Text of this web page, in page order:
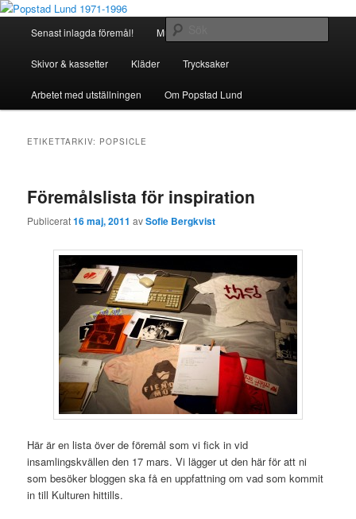
Hoppa
innehåll
Hoppa
sekundärt
innehållPopstad Lund 1971-1996
Föremålsinsamling
Senast inlagda föremål! Musikinstrument
Skivor & kassetter Kläder Trycksaker
Arbetet med utställningen Om Popstad Lund
ETIKETTARKIV: POPSICLE
Föremålslista för inspiration
Publicerat16 maj, 2011 avSofie Bergkvist
Här är en lista över de föremål som vi fick in vid
insamlingskvällen den 17 mars. Vi lägger ut den här för att ni
som besöker bloggen ska få en uppfattning om vad som kommit
in till Kulturen hittills.